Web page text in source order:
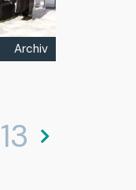
Archiv
13